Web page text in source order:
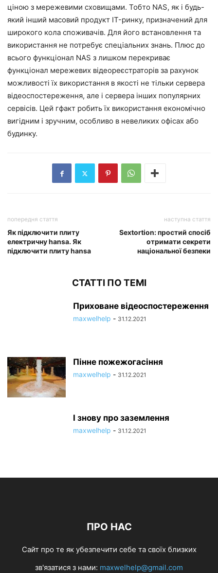
ціною з мережевими сховищами. Тобто NAS, як і будь-
який інший масовий продукт IT-ринку, призначений для
широкого кола споживачів. Для його встановлення та
використання не потребує спеціальних знань. Плюс до
всього функціонал NAS з лишком перекриває
функціонал мережевих відеореєстраторів за рахунок
можливості їх використання в якості не тільки сервера
відеоспостереження, але і сервера інших популярних
сервісів. Цей гфакт робить їх використання економічно
вигідним і зручним, особливо в невеликих офісах або
будинку.
попередня стаття
Як підключити плиту
електричну hansa. Як
підключити плиту hansa
наступна стаття
Sextortion: простий спосіб
отримати секрети
національної безпеки
СТАТТІ ПО ТЕМІ
Приховане відеоспостереження
maxwelhelp - 31.12.2021
Пінне пожежогасіння
maxwelhelp - 31.12.2021
І знову про заземлення
maxwelhelp - 31.12.2021
ПРО НАС
Cайт про те як убезпечити себе та своїх близких
зв'язатися з нами: maxwelhelp@gmail.com